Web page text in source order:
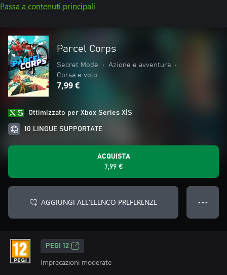
Passa a contenuti principali
Parcel Corps
Secret Mode • Azione e avventura
•
Corsa e volo
7,99 €
Ottimizzato per Xbox Series X|S
10 LINGUE SUPPORTATE
ACQUISTA
7,99 €
AGGIUNGI ALL'ELENCO PREFERENZE ● ● ●
PEGI 12
Imprecazioni moderate